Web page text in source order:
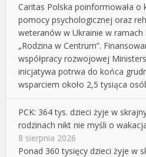
Caritas Polska poinformowała
pomocy psychologicznej oraz
weteranów w Ukrainie w
„Rodzina w Centrum”.
współpracy rozwojowej
inicjatywa potrwa do końca
wsparciem około 2,5 tysiąca
PCK: 364 tys. dzieci żyje w
rodzinach nikt nie myśli o
8 sierpnia 2026
Ponad 360 tysięcy dzieci żyje w